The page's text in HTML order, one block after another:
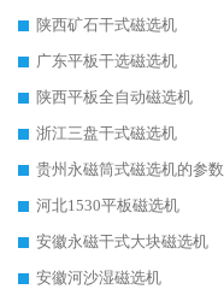
陕西矿石干式磁选机
广东平板干选磁选机
陕西平板全自动磁选机
浙江三盘干式磁选机
贵州永磁筒式磁选机的参数
河北1530平板磁选机
安徽永磁干式大块磁选机
安徽河沙湿磁选机